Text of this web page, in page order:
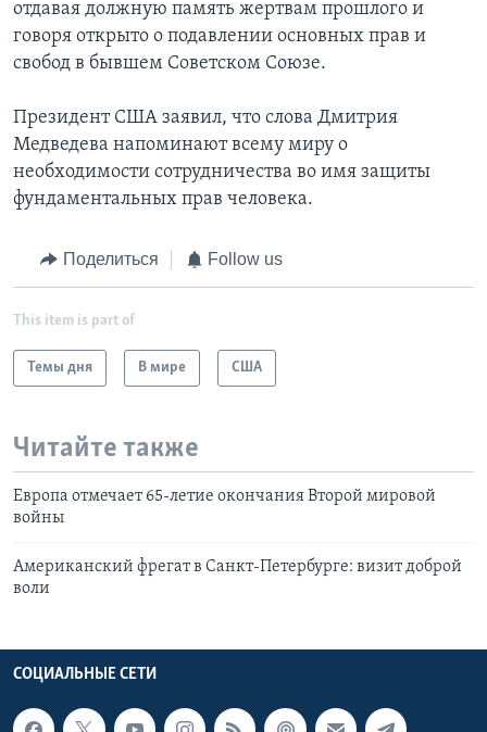
отдавая должную память жертвам прошлого и
говоря открыто о подавлении основных прав и
свобод в бывшем Советском Союзе.
Президент США заявил, что слова Дмитрия
Медведева напоминают всему миру о
необходимости сотрудничества во имя защиты
фундаментальных прав человека.
Поделиться Follow us
This item is part of
Темы дня В мире США
Читайте также
Европа отмечает 65-летие окончания Второй мировой
войны
Американский фрегат в Санкт-Петербурге: визит доброй
воли
СОЦИАЛЬНЫЕ СЕТИ